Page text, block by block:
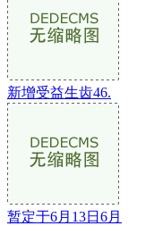
新增受益生齿46.
暂定于6月13日6月